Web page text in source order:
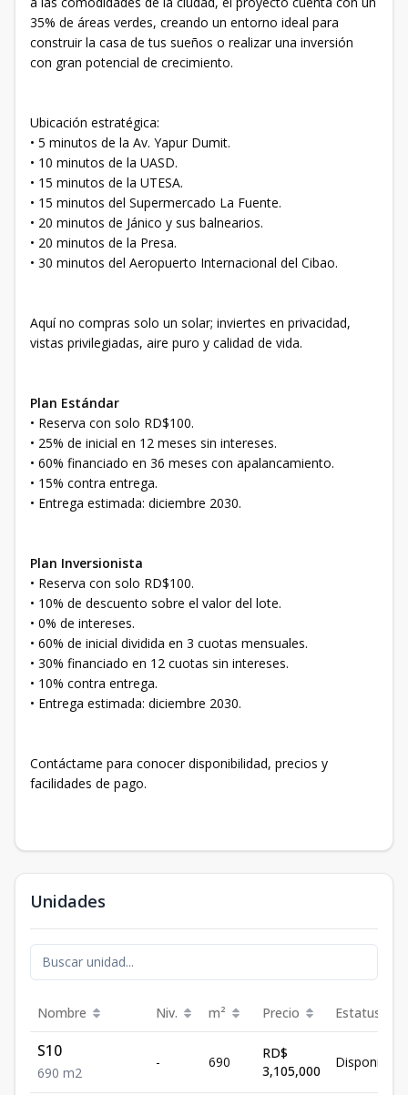
35% de áreas verdes, creando un entorno ideal para
construir la casa de tus sueños o realizar una inversión
con gran potencial de crecimiento.
Ubicación estratégica:
• 5 minutos de la Av. Yapur Dumit.
• 10 minutos de la UASD.
• 15 minutos de la UTESA.
• 15 minutos del Supermercado La Fuente.
• 20 minutos de Jánico y sus balnearios.
• 20 minutos de la Presa.
• 30 minutos del Aeropuerto Internacional del Cibao.
Aquí no compras solo un solar; inviertes en privacidad,
vistas privilegiadas, aire puro y calidad de vida.
Plan Estándar
• Reserva con solo RD$100.
• 25% de inicial en 12 meses sin intereses.
• 60% financiado en 36 meses con apalancamiento.
• 15% contra entrega.
• Entrega estimada: diciembre 2030.
Plan Inversionista
• Reserva con solo RD$100.
• 10% de descuento sobre el valor del lote.
• 0% de intereses.
• 60% de inicial dividida en 3 cuotas mensuales.
• 30% financiado en 12 cuotas sin intereses.
• 10% contra entrega.
• Entrega estimada: diciembre 2030.
Contáctame para conocer disponibilidad, precios y
facilidades de pago.
Unidades
Nombre Niv. m² Precio Estatus
S10
690 m2
- 690
RD$
3,105,000
Disponible